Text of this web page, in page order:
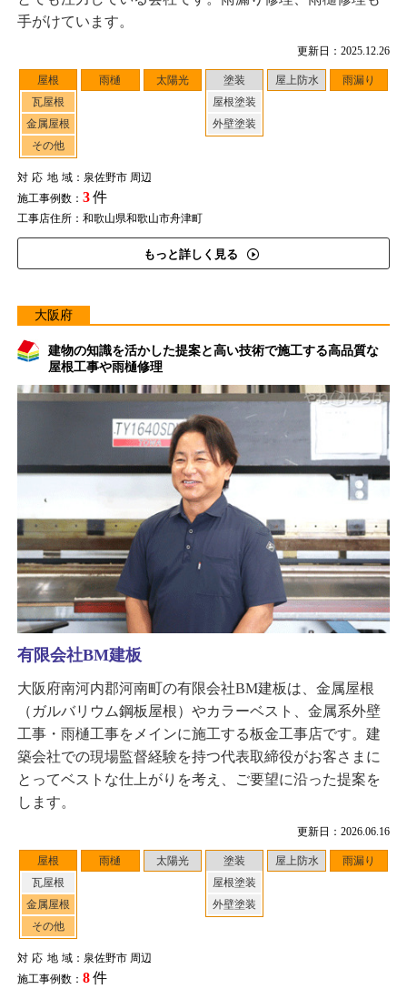
更新日：2025.12.26
屋根
瓦屋根
金属屋根
その他
雨樋 太陽光
塗装
屋根塗装
外壁塗装
屋上防水 雨漏り
対応地域：泉佐野市 周辺
施工事例数： 3件
工事店住所：和歌山県和歌山市舟津町
もっと詳しく見る
手がけています。
大阪府
建物の知識を活かした提案と高い技術で施工する高品質な
屋根工事や雨樋修理
更新日：2026.06.16
屋根
瓦屋根
金属屋根
その他
雨樋 太陽光
塗装
屋根塗装
外壁塗装
屋上防水 雨漏り
対応地域：泉佐野市 周辺
施工事例数： 8件
有限会社BM建板
大阪府南河内郡河南町の有限会社BM建板は、金属屋根
（ガルバリウム鋼板屋根）やカラーベスト、金属系外壁
工事・雨樋工事をメインに施工する板金工事店です。建
築会社での現場監督経験を持つ代表取締役がお客さまに
とってベストな仕上がりを考え、ご要望に沿った提案を
します。